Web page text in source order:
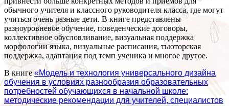
обычного учителя и классного руководителя класса, где могут
учиться очень разные дети. В книге представлены
разноуровневое обучение, поведенческие договоры,
коллективное обусловливание, визуальная поддержка
морфологии языка, визуальные расписания, тьюторская
поддержка, адаптация под темп ученика и многое другое.
В книге«Модель и технология универсального дизайна
обучения в условиях разнообразия образовательных
потребностей обучающихся в начальной школе:
методические рекомендации для учителей, специалистов